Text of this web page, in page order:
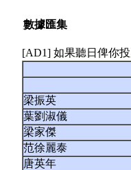
數據匯集
[AD1] 如果聽日俾你
梁振英
葉劉淑儀
梁家傑
范徐麗泰
唐英年